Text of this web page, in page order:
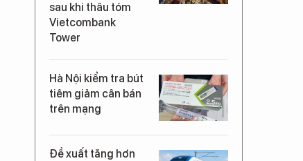
sau khi thâu tóm
Vietcombank
Tower
Hà Nội kiểm tra bút
tiêm giảm cân bán
trên mạng
Đề xuất tăng hơn